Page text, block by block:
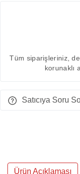
Tüm siparişleriniz,
korunaklı
Satıcıya Soru
Ürün Açıklaması